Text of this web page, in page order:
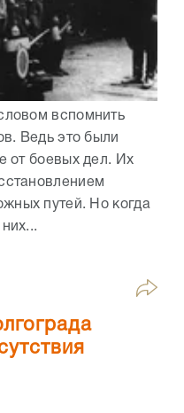
вспомнить
Ведь это были
от боевых дел. Их
путей. Но когда